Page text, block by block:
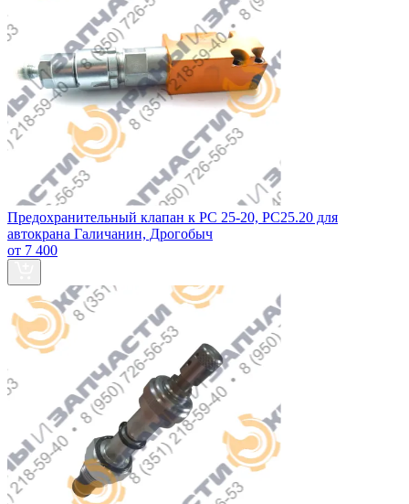
Предохранительный клапан к РС 25-20, РС25.20 для
автокрана Галичанин, Дрогобыч
от 7 400